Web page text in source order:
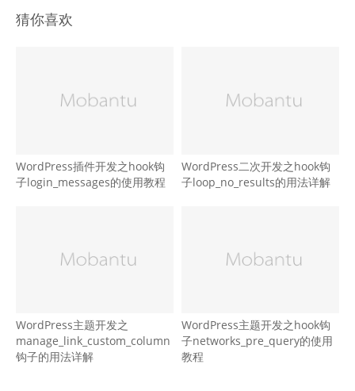
猜你喜欢
WordPress插件开发之hook钩
子login_messages的使用教程
WordPress二次开发之hook钩
子loop_no_results的用法详解
WordPress主题开发之
manage_link_custom_column
钩子的用法详解
WordPress主题开发之hook钩
子networks_pre_query的使用
教程